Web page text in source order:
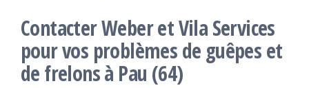
Contacter Weber et Vila Services
pour vos problèmes de guêpes et
de frelons à Pau (64)